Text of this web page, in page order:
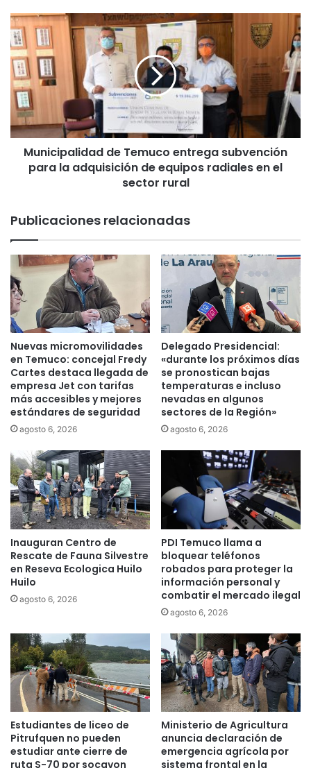
o
s
t
é
c
n
o
n
c
u
r
o
i
n
t
e
n
i
v
o
d
e
p
r
o
g
r
a
c
i
ó
n
r
M
u
n
i
c
i
p
l
e
T
e
u
c
o
e
n
t
r
e
g
a
s
b
v
e
n
c
i
ó
n
p
a
r
l
a
a
d
i
s
i
c
Municipalidad de Temuco entrega subvención
para la adquisición de equipos radiales en el
sector rural
Publicaciones relacionadas
Nuevas micromovilidades
en Temuco: concejal Fredy
Cartes destaca llegada de
empresa Jet con tarifas
más accesibles y mejores
estándares de seguridad
agosto 6, 2026
Delegado Presidencial:
«durante los próximos días
se pronostican bajas
temperaturas e incluso
nevadas en algunos
sectores de la Región»
agosto 6, 2026
Inauguran Centro de
Rescate de Fauna Silvestre
en Reseva Ecologica Huilo
Huilo
agosto 6, 2026
PDI Temuco llama a
bloquear teléfonos
robados para proteger la
información personal y
combatir el mercado ilegal
agosto 6, 2026
Estudiantes de liceo de
Pitrufquen no pueden
estudiar ante cierre de
ruta S-70 por socavon
Ministerio de Agricultura
anuncia declaración de
emergencia agrícola por
sistema frontal en la